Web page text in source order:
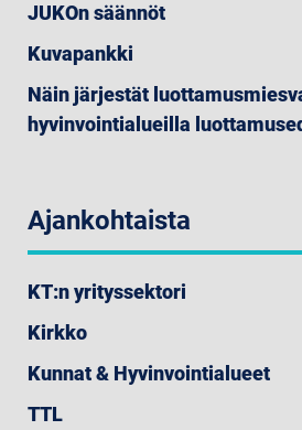
JUKOn säännöt
Kuvapankki
Näin järjestät
hyvinvointialueilla
Ajankohtaista
KT:n yrityssektori
Kirkko
Kunnat & Hyvinvointialueet
TTL